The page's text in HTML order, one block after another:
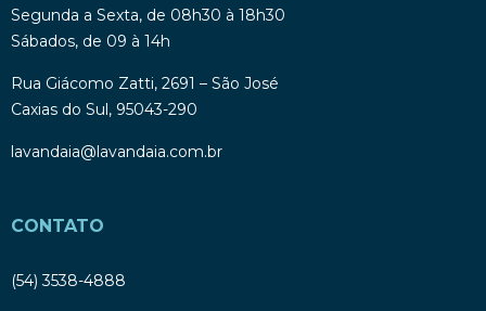
Segunda a Sexta, de 08h30 à 18h30
Sábados, de 09 à 14h
Rua Giácomo Zatti, 2691 – São José
Caxias do Sul, 95043-290
lavandaia@lavandaia.com.br
CONTATO
(54) 3538-4888